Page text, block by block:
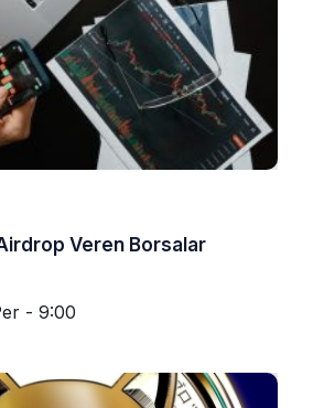
Veren Borsalar
- 9:00